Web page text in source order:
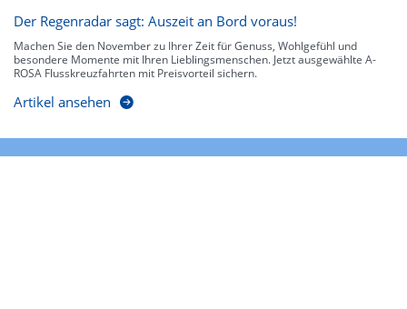
Der Regenradar sagt: Auszeit an Bord voraus!
Machen Sie den November zu Ihrer Zeit für Genuss, Wohlgefühl und
besondere Momente mit Ihren Lieblingsmenschen. Jetzt ausgewählte A-
ROSA Flusskreuzfahrten mit Preisvorteil sichern.
Artikel ansehen